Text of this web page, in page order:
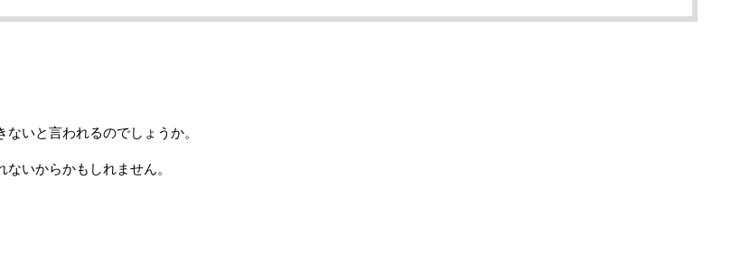
いと言われるのでしょうか。
いからかもしれません。